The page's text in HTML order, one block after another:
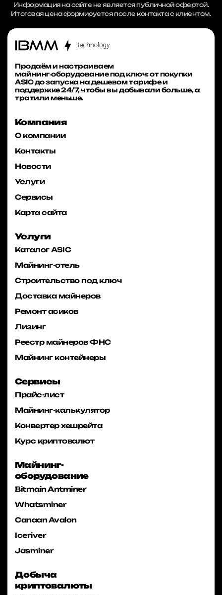
Информация на сайте не является публичной офертой.
Итоговая цена формируется после контакта с клиентом.
Продаём и настраиваем
майнинг‑оборудование под ключ: от покупки
ASIC до запуска на дешевом тарифе и
поддержке 24/7, чтобы вы добывали больше, а
тратили меньше.
Компания
О компании
Контакты
Новости
Услуги
Сервисы
Карта сайта
Услуги
Каталог ASIC
Майнинг-отель
Строительство под ключ
Доставка майнеров
Ремонт асиков
Лизинг
Реестр майнеров ФНС
Майнинг контейнеры
Сервисы
Прайс-лист
Майнинг-калькулятор
Конвертер хешрейта
Курс криптовалют
Майнинг-
оборудование
Bitmain Antminer
Whatsminer
Canaan Avalon
Iceriver
Jasminer
Добыча
криптовалюты